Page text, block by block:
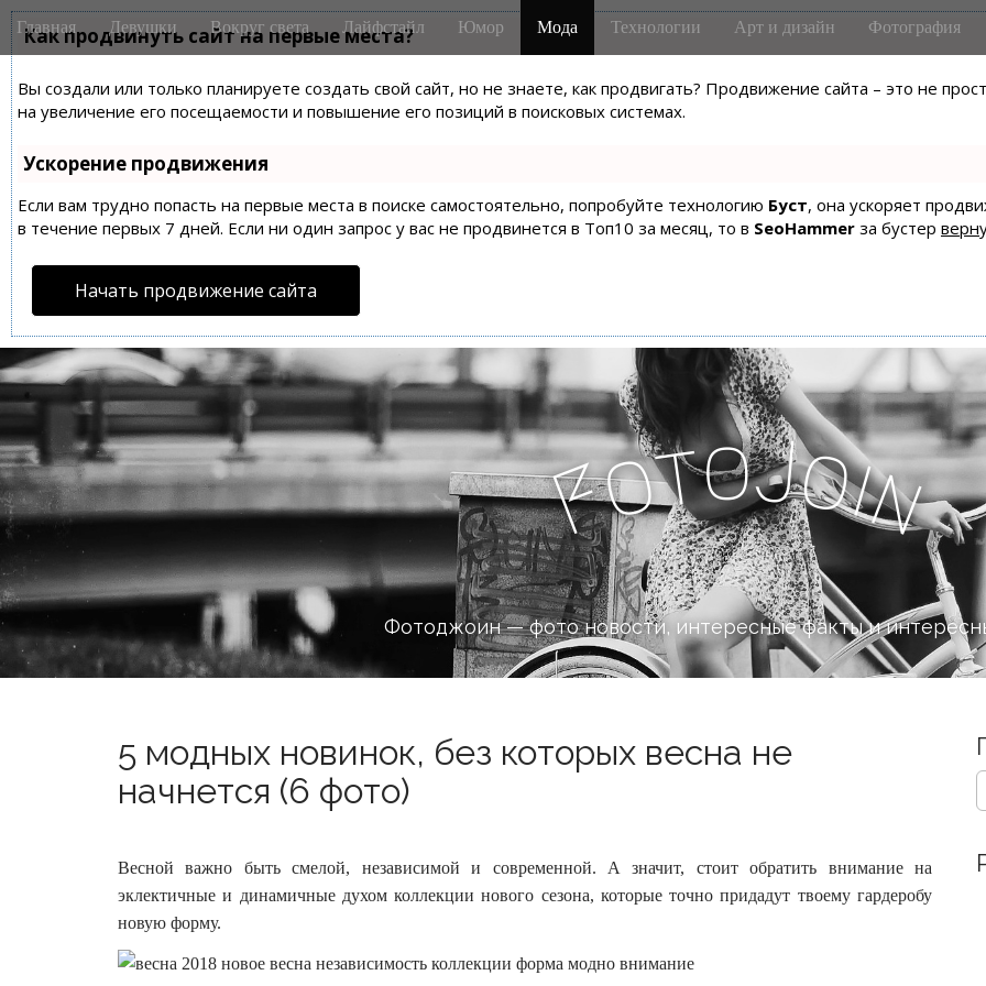
Как продвинуть сайт на первые места?
Вы создали или только планируете создать свой сайт, но не знаете, как продвигать? Продвижение сайта – это не
на увеличение его посещаемости и повышение его позиций в поисковых системах.
Ускорение продвижения
Если вам трудно попасть на первые места в поиске самостоятельно, попробуйте технологию Буст, она ускоряет
в течение первых 7 дней. Если ни один запрос у вас не продвинется в Топ10 за месяц, то в SeoHammer за бустер
Начать продвижение сайта
M
a
n
m
e
n
u
i
Главная Девушки Вокруг света Лайфстайл Юмор Мода Технологии Арт и дизайн Фотография
FotoJoi
n
Фотоджоин — фото новости, интересные факты и
5 модных новинок, без которых весна не
начнется (6 фото)
Весной важно быть смелой, независимой и современной. А значит, стоит обратить внимание на
эклектичные и динамичные духом коллекции нового сезона, которые точно придадут твоему гардеробу
новую форму.
S
e
c